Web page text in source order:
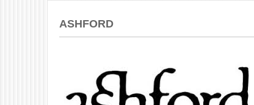
ASHFORD